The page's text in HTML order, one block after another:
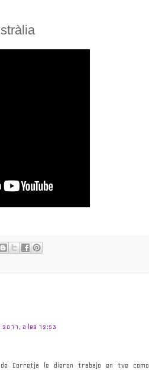
2011, a les 12:53
Corretja le dieron trabajo en tve como